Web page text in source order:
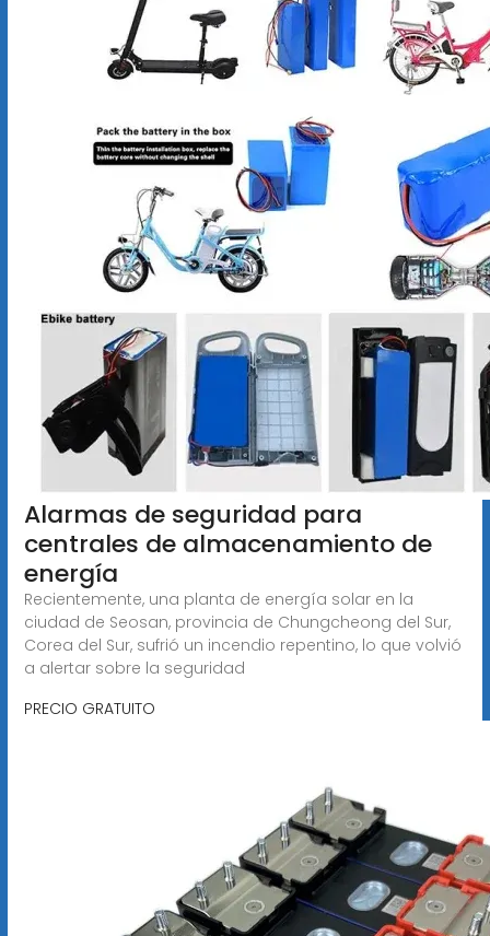
Alarmas de seguridad para
centrales de almacenamiento de
energía
Recientemente, una planta de energía solar en la
ciudad de Seosan, provincia de Chungcheong del Sur,
Corea del Sur, sufrió un incendio repentino, lo que volvió
a alertar sobre la seguridad
PRECIO GRATUITO